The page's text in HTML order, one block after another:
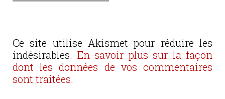
Ce site utilise Akismet pour réduire les
indésirables. En savoir plus sur la façon
dont les données de vos commentaires
sont traitées.